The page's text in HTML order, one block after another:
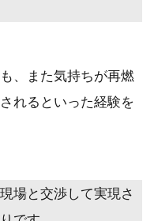
、また気持ちが再燃
れるといった経験を
場と交渉して実現さ